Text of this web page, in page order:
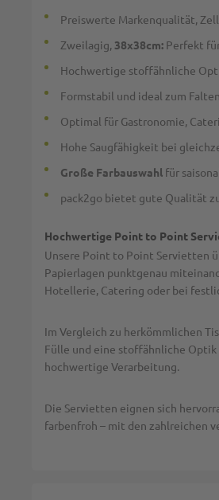
Preiswerte Markenqualität,
Zweilagig, 38x38cm: Perfekt
Hochwertige stoffähnliche
Formstabil und ideal zum
Optimal für Gastronomie,
Hohe Saugfähigkeit bei
Große Farbauswahl für
pack2go bietet gute Qualität
Hochwertige Point to Point
Unsere Point to Point Servietten
Papierlagen punktgenau
Hotellerie, Catering oder bei
Im Vergleich zu herkömmlichen
Fülle und eine stoffähnliche
hochwertige Verarbeitung.
Die Servietten eignen sich
farbenfroh – mit den zahlreichen